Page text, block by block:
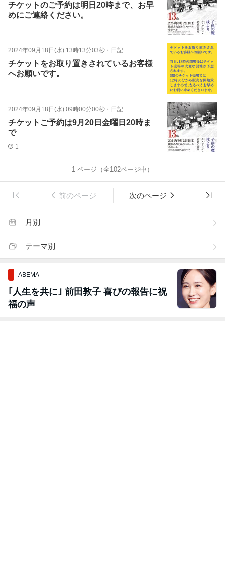
チケットのご予約は明日20時まで、お早
めにご連絡ください。
2024年09月18日(水) 13時13分03秒 ・ 日記
チケットをお取り置きされているお客様
へお願いです。
2024年09月18日(水) 09時00分00秒 ・ 日記
チケットご予約は9月20日金曜日20時ま
で
1
1 ページ（全102ページ中）
前のページ 次のページ
月別
テーマ別
ABEMA
｢人生を共に｣ 前田敦子 喜びの報告に祝
福の声